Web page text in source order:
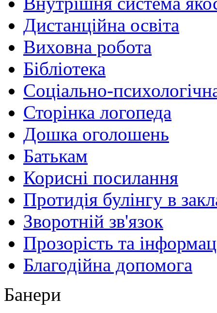
Дистанційна освіта
Виховна робота
Бібліотека
Соціально-
Сторінка логопеда
Дошка оголошень
Батькам
Корисні посилання
Протидія булінгу в
Зворотній зв'язок
Прозорість та
Благодійна допомога
Банери